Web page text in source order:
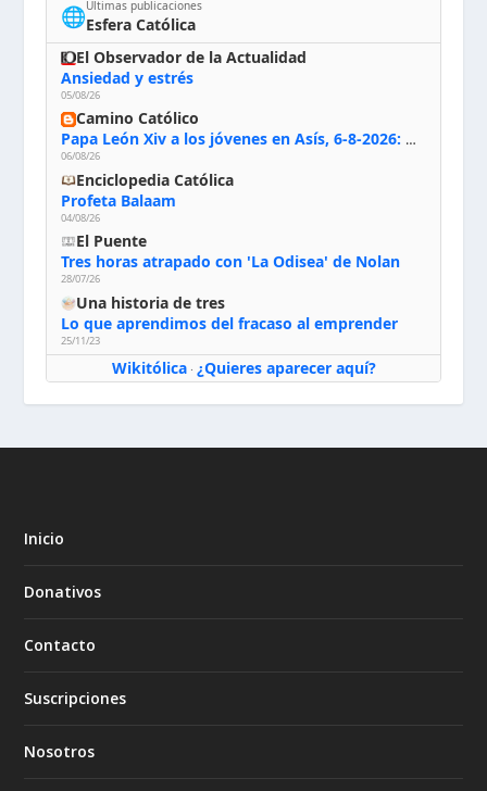
🌐Últimas publicaciones
Esfera Católica
El Observador de la Actualidad
Ansiedad y estrés
05/08/26
Camino Católico
Papa León Xiv a los jóvenes en Asís, 6-8-2026: «De san Francisco aprendan la radicalidad evangélica: no los vuelve ciegos ni violentos, sino sensibles, atentos, siempre en el seguimiento de Jesús, humildes y acogiendo a todos»
06/08/26
Enciclopedia Católica
Profeta Balaam
04/08/26
El Puente
Tres horas atrapado con 'La Odisea' de Nolan
28/07/26
Una historia de tres
Lo que aprendimos del fracaso al emprender
25/11/23
Wikitólica· ¿Quieres aparecer aquí?
Inicio
Donativos
Contacto
Suscripciones
Nosotros